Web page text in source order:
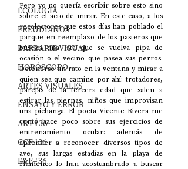
ECOLOGÍA
FREUDIANOS
BARBARIE VISUAL
HORÓSCOPO
ARTES VISUALES
ENSAYO Y ERROR
ART#36
CCF#36
E&E#36
Pero yo no quería escribir sobre esto sino
sobre el acto de mirar. En este caso, a los
recolectores que estos días han poblado el
parque en reemplazo de los pasteros que
buscan una lata que se vuelva pipa de
ocasión o el vecino que pasea sus perros.
Detenerse un rato en la ventana y mirar a
quien sea que camine por ahí: trotadores,
parejas de la tercera edad que salen a
estirar las piernas, niños que improvisan
una pichanga. El poeta Vicente Rivera me
contó hace poco sobre sus ejercicios de
entrenamiento ocular: además de
aprender a reconocer diversos tipos de
ave, sus largas estadías en la playa de
Flamenco lo han acostumbrado a buscar